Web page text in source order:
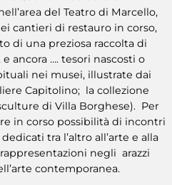
del Teatro di Marcello,
cantieri di restauro in corso,
di una preziosa raccolta di
e ancora …. tesori nascosti o
nei musei, illustrate dai
Capitolino; la collezione
di Villa Borghese). Per
in corso possibilità di incontri
tra l’altro all’arte e alla
negli arazzi
contemporanea.